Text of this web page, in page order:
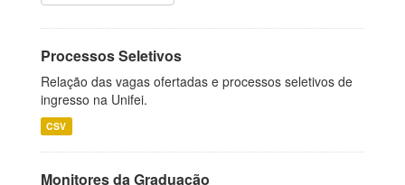
Processos Seletivos
Relação das vagas ofertadas e processos seletivos de
ingresso na Unifei.
CSV
Monitores da Graduação